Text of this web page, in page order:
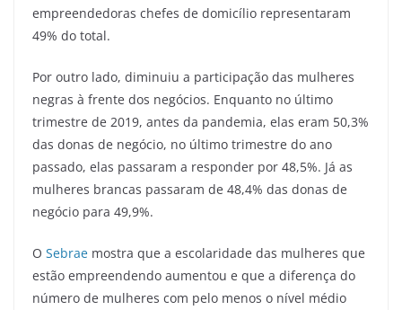
empreendedoras chefes de domicílio representaram
49% do total.
Por outro lado, diminuiu a participação das mulheres
negras à frente dos negócios. Enquanto no último
trimestre de 2019, antes da pandemia, elas eram 50,3%
das donas de negócio, no último trimestre do ano
passado, elas passaram a responder por 48,5%. Já as
mulheres brancas passaram de 48,4% das donas de
negócio para 49,9%.
O Sebrae mostra que a escolaridade das mulheres que
estão empreendendo aumentou e que a diferença do
número de mulheres com pelo menos o nível médio